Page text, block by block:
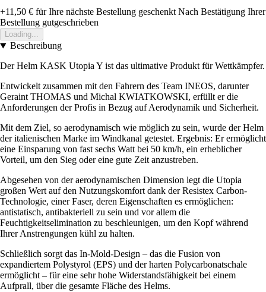
+11,50 € für Ihre nächste Bestellung geschenkt Nach Bestätigung Ihrer
Bestellung gutgeschrieben
Loading...
Beschreibung
Der Helm KASK Utopia Y ist das ultimative Produkt für Wettkämpfer.
Entwickelt zusammen mit den Fahrern des Team INEOS, darunter
Geraint THOMAS und Michal KWIATKOWSKI, erfüllt er die
Anforderungen der Profis in Bezug auf Aerodynamik und Sicherheit.
Mit dem Ziel, so aerodynamisch wie möglich zu sein, wurde der Helm
der italienischen Marke im Windkanal getestet. Ergebnis: Er ermöglicht
eine Einsparung von fast sechs Watt bei 50 km/h, ein erheblicher
Vorteil, um den Sieg oder eine gute Zeit anzustreben.
Abgesehen von der aerodynamischen Dimension legt die Utopia
großen Wert auf den Nutzungskomfort dank der Resistex Carbon-
Technologie, einer Faser, deren Eigenschaften es ermöglichen:
antistatisch, antibakteriell zu sein und vor allem die
Feuchtigkeitselimination zu beschleunigen, um den Kopf während
Ihrer Anstrengungen kühl zu halten.
Schließlich sorgt das In-Mold-Design – das die Fusion von
expandiertem Polystyrol (EPS) und der harten Polycarbonatschale
ermöglicht – für eine sehr hohe Widerstandsfähigkeit bei einem
Aufprall, über die gesamte Fläche des Helms.